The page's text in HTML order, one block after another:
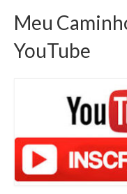
Meu
YouTube